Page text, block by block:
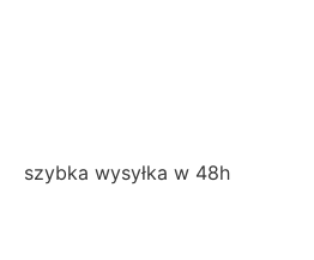
szybka wysyłka w 48h